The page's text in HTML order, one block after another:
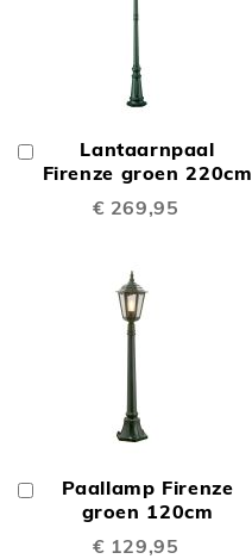
Lantaarnpaal
Firenze groen 220cm
€ 269,95
Winkelwagen
Paallamp Firenze
groen 120cm
€ 129,95
Winkelwagen